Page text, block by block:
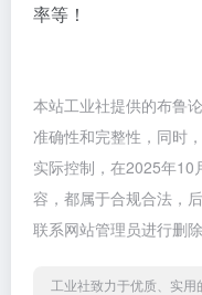
率等！
本站工业社提供的布鲁
准确性和完整性，同时
实际控制，在2025年10
容，都属于合规合法，
联系网站管理员进行删
工业社致力于优质、实用